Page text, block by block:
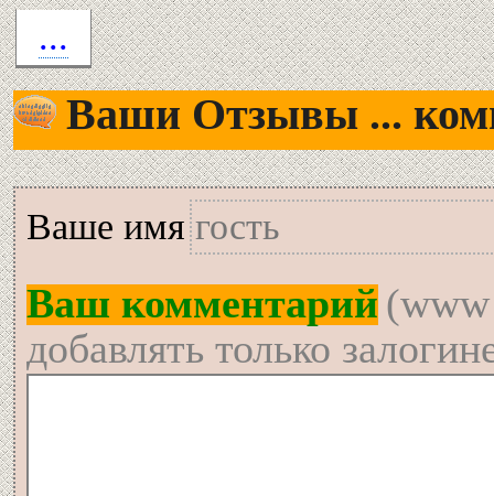
...
Ваши Отзывы ...
Вашe имя
Ваш комментарий
добавлять только